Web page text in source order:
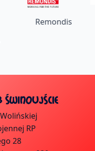
Remondis
RP
28